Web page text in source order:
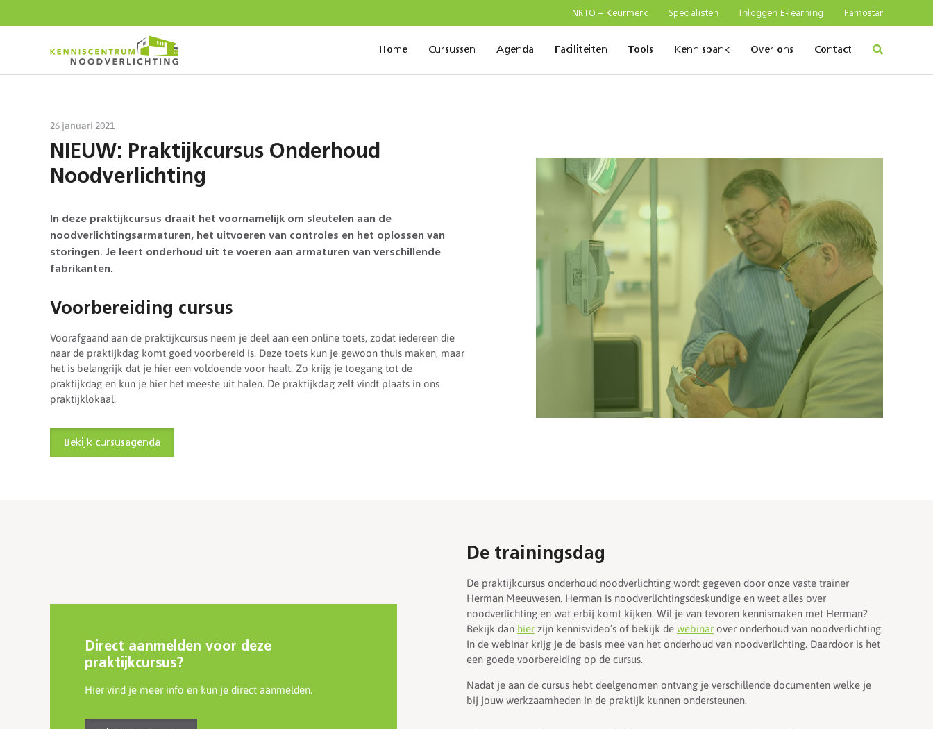
NRTO – Keurmerk Specialisten Inloggen E-learning Famostar
Home Cursussen Agenda Faciliteiten Tools Kennisbank Over ons Contact
26 januari 2021
NIEUW: Praktijkcursus Onderhoud
Noodverlichting
In deze praktijkcursus draait het voornamelijk om sleutelen aan de
noodverlichtingsarmaturen, het uitvoeren van controles en het oplossen van
storingen. Je leert onderhoud uit te voeren aan armaturen van verschillende
fabrikanten.
Voorbereiding cursus
Voorafgaand aan de praktijkcursus neem je deel aan een online toets, zodat iedereen die
naar de praktijkdag komt goed voorbereid is. Deze toets kun je gewoon thuis maken, maar
het is belangrijk dat je hier een voldoende voor haalt. Zo krijg je toegang tot de
praktijkdag en kun je hier het meeste uit halen. De praktijkdag zelf vindt plaats in ons
praktijklokaal.
Bekijk cursusagenda
Direct aanmelden voor deze
praktijkcursus?
Hier vind je meer info en kun je direct aanmelden.
De trainingsdag
De praktijkcursus onderhoud noodverlichting wordt gegeven door onze vaste trainer
Herman Meeuwesen. Herman is noodverlichtingsdeskundige en weet alles over
noodverlichting en wat erbij komt kijken. Wil je van tevoren kennismaken met Herman?
Bekijk dan hier zijn kennisvideo’s of bekijk de webinar over onderhoud van noodverlichting.
In de webinar krijg je de basis mee van het onderhoud van noodverlichting. Daardoor is het
een goede voorbereiding op de cursus.
Nadat je aan de cursus hebt deelgenomen ontvang je verschillende documenten welke je
bij jouw werkzaamheden in de praktijk kunnen ondersteunen.